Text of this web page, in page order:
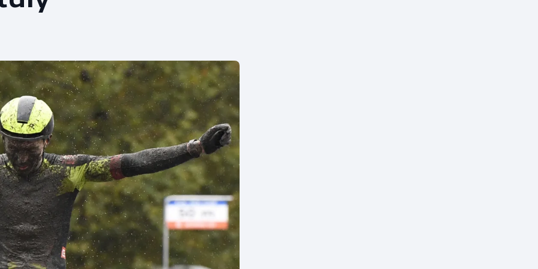
Moderní pětiboj
Olympijské hry
Parasport
Plavání
Plážový volejbal
Vodní slalom
Volejbal
Ostatní